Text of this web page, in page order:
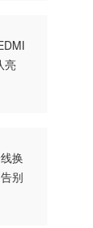
亮
换
别